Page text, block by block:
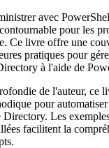
avec
pour les
Ce livre offre une
pratiques pour
à l'aide de
de l'auteur, ce
pour automatiser
Les
facilitent la